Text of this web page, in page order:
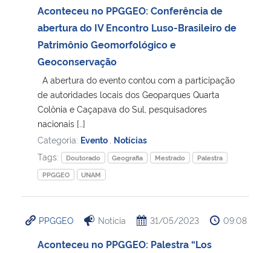
Ministério da Mulher, da Família e dos Direitos Humanos
Secretaria-Geral
Secretaria de Governo
Gabinete de Segurança Institucional
Advocacia-Geral da União
Planalto
Aconteceu no PPGGEO: Conferência de
abertura do IV Encontro Luso-Brasileiro de
Patrimônio Geomorfológico e
Geoconservação
A abertura do evento contou com a participação
de autoridades locais dos Geoparques Quarta
Colônia e Caçapava do Sul, pesquisadores
nacionais […]
Categoria: Evento Notícias
Tags:
Doutorado Geografia Mestrado
Palestra
PPGGEO
UNAM
PPGGEO Notícia 31/05/2023 09:08
Aconteceu no PPGGEO: Palestra “Los